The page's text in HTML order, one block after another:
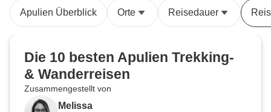
Apulien Überblick Orte Reisedauer
Die 10 besten Apulien Trekking-
& Wanderreisen
Zusammengestellt von
Melissa